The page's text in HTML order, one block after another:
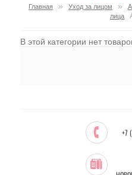
Главная » Уход за лицом »
лица
В этой категории нет
+7